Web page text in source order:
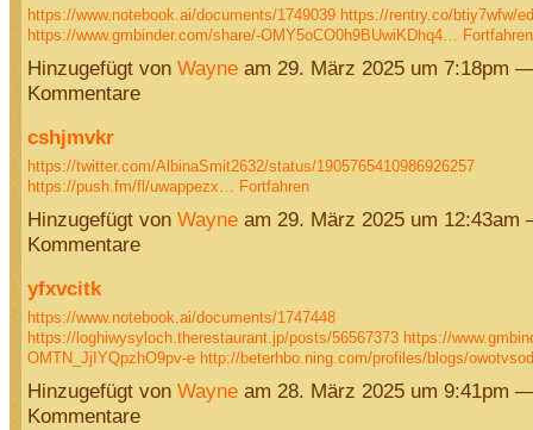
https://www.notebook.ai/documents/1749039 https://rentry.co/btiy7wfw/
https://www.gmbinder.com/share/-OMY5oCO0h9BUwiKDhq4… Fortfahren
Hinzugefügt von Wayneam 29. März 2025 um 7:18pm
Kommentare
cshjmvkr
https://twitter.com/AlbinaSmit2632/status/1905765410986926257
https://push.fm/fl/uwappezx…
Fortfahren
Hinzugefügt von Wayneam 29. März 2025 um 12:43am
Kommentare
yfxvcitk
https://www.notebook.ai/documents/1747448
https://loghiwysyloch.therestaurant.jp/posts/56567373 https://
OMTN_JjIYQpzhO9pv-e http://beterhbo.ning.com/profiles/blogs/
Hinzugefügt von Wayneam 28. März 2025 um 9:41pm
Kommentare